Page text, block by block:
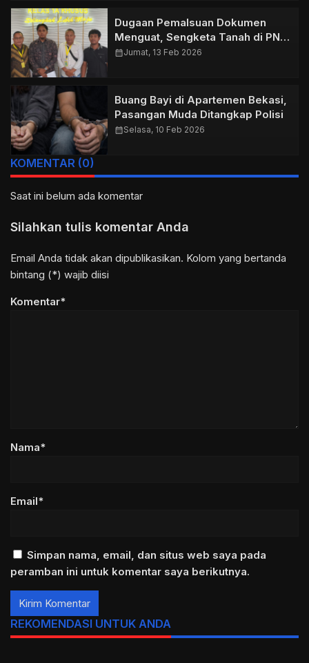
Dugaan Pemalsuan Dokumen
Menguat, Sengketa Tanah di PN
Bekasi Terancam Berbalik Arah
calendar_monthJumat, 13 Feb 2026
Buang Bayi di Apartemen Bekasi,
Pasangan Muda Ditangkap Polisi
calendar_monthSelasa, 10 Feb 2026
KOMENTAR (0)
Saat ini belum ada komentar
Silahkan tulis komentar Anda
Email Anda tidak akan dipublikasikan. Kolom yang bertanda
bintang (*) wajib diisi
Komentar*
Nama*
Email*
Simpan nama, email, dan situs web saya pada
peramban ini untuk komentar saya berikutnya.
REKOMENDASI UNTUK ANDA